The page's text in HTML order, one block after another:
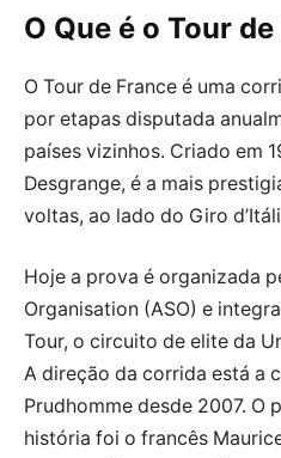
O Que é o Tour
O Tour de France é uma
por etapas disputada
países vizinhos. Criado em
Desgrange, é a mais
voltas, ao lado do Giro
Hoje a prova é organizada
Organisation (ASO) e
Tour, o circuito de elite da
A direção da corrida está a
Prudhomme desde 2007. O
história foi o francês